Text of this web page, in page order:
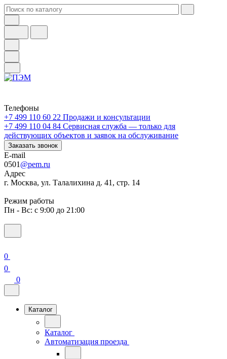
Телефоны
+7 499 110 60 22 Продажи и консультации
+7 499 110 04 84 Сервисная служба — только для
действующих объектов и заявок на обслуживание
Заказать звонок
E-mail
0501 @pem.ru
Адрес
г. Москва, ул. Талалихина д. 41, стр. 14
Режим работы
Пн - Вс: с 9:00 до 21:00
0
0
0
Каталог
Каталог
Автоматизация проезда